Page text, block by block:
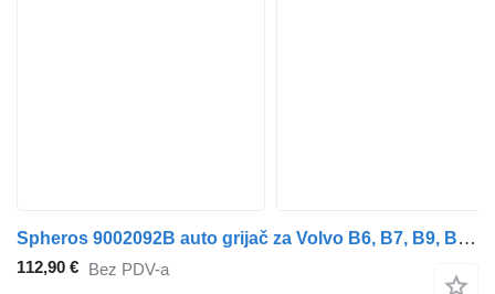
Spheros 9002092B auto grijač za Volvo B6, B7, B9, B10, B12 bus (1978-2011) autobusa
112,90 € Bez PDV-a